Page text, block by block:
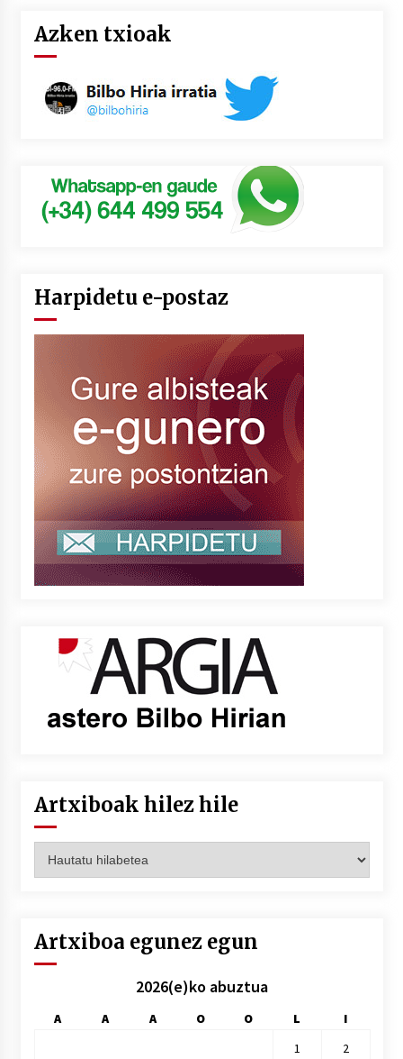
Azken txioak
Harpidetu e-postaz
Artxiboak hilez hile
hilez
Artxiboa egunez egun
2026(e)ko abuztua
A A A O O L
I
1
2